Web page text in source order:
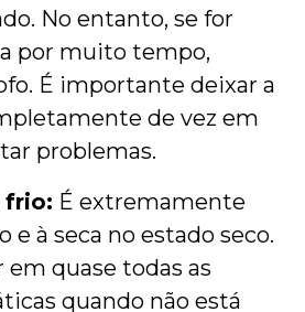
No entanto, se for
por muito tempo,
É importante deixar a
de vez em
problemas.
frio: É extremamente
e à seca no estado seco.
em quase todas as
quando não está